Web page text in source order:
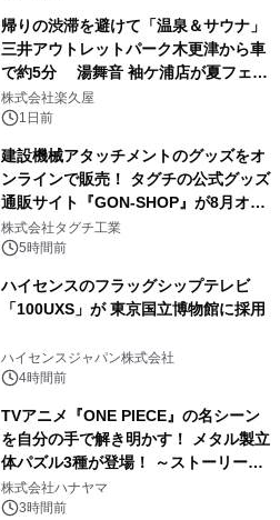
帰りの渋滞を避けて「温泉＆サウナ」
三井アウトレットパーク木更津から車
で約5分 湯舞音 袖ケ浦店が夏フェア
メニューを提供
株式会社楽久屋
1日前
建設機械アタッチメントのグッズをオ
ンラインで販売！ タグチの公式グッズ
通販サイト『GON-SHOP』が8月オー
プン
株式会社タグチ工業
5時間前
ハイセンスのフラッグシップテレビ
「100UXS」が 東京国立博物館に採用
ハイセンスジャパン株式会社
4時間前
TVアニメ『ONE PIECE』の名シーン
を自分の手で解き明かす！ メタル製立
体パズル3種が登場！ ～ストーリーと
ギミックが融合した 大人の体験型パズ
ルが8月7日(金)12時より先行予約受付
株式会社ハナヤマ
3時間前